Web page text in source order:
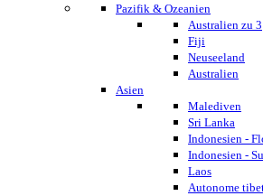
Pazifik & Ozeanien
Australien zu 3
Fiji
Neuseeland
Australien
Asien
Malediven
Sri Lanka
Indonesien -
Indonesien -
Laos
Autonome